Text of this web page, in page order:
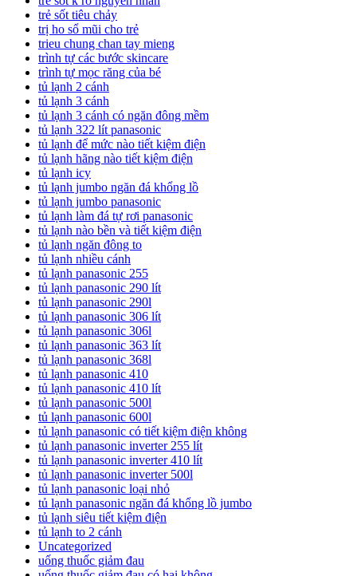
trẻ sốt tiêu chảy
trị ho sổ mũi cho trẻ
trieu chung chan tay mieng
trình tự các bước skincare
trình tự mọc răng của bé
tủ lạnh 2 cánh
tủ lạnh 3 cánh
tủ lạnh 3 cánh có ngăn đông mềm
tủ lạnh 322 lít panasonic
tủ lạnh để mức nào tiết kiệm điện
tủ lạnh hãng nào tiết kiệm điện
tủ lạnh icy
tủ lạnh jumbo ngăn đá khổng lồ
tủ lạnh jumbo panasonic
tủ lạnh làm đá tự rơi panasonic
tủ lạnh nào bền và tiết kiệm điện
tủ lạnh ngăn đông to
tủ lạnh nhiều cánh
tủ lạnh panasonic 255
tủ lạnh panasonic 290 lít
tủ lạnh panasonic 290l
tủ lạnh panasonic 306 lít
tủ lạnh panasonic 306l
tủ lạnh panasonic 363 lít
tủ lạnh panasonic 368l
tủ lạnh panasonic 410
tủ lạnh panasonic 410 lít
tủ lạnh panasonic 500l
tủ lạnh panasonic 600l
tủ lạnh panasonic có tiết kiệm điện không
tủ lạnh panasonic inverter 255 lít
tủ lạnh panasonic inverter 410 lít
tủ lạnh panasonic inverter 500l
tủ lạnh panasonic loại nhỏ
tủ lạnh panasonic ngăn đá khổng lồ jumbo
tủ lạnh siêu tiết kiệm điện
tủ lạnh to 2 cánh
Uncategorized
uống thuốc giảm đau